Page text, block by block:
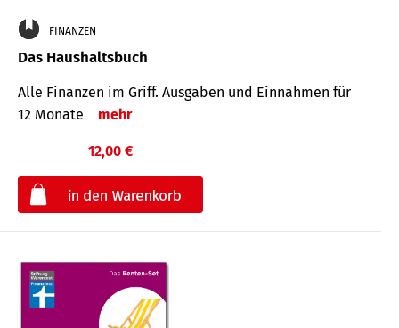
FINANZEN
Das Haushaltsbuch
Alle Finanzen im Griff. Aus­gaben und Ein­nahmen für
12 Monate
mehr
12,00 €